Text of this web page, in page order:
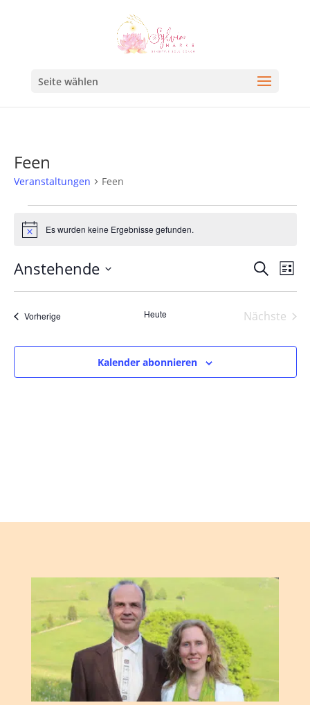
Seite wählen
Feen
Veranstaltungen Feen
HinweisEs wurden keine Ergebnisse gefunden.
Suche
und
SucheListe
Anstehende
Datum
wählen.
VorherigeVeranstaltungen Heute
Nächste
Kalender abonnieren